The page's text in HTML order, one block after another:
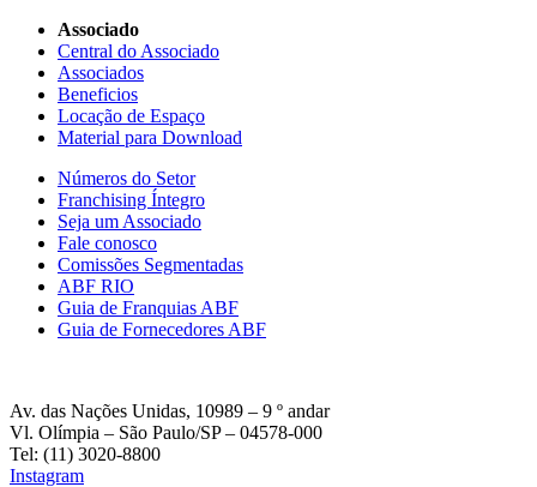
Associado
Central do Associado
Associados
Beneficios
Locação de Espaço
Material para Download
Números do Setor
Franchising Íntegro
Seja um Associado
Fale conosco
Comissões Segmentadas
ABF RIO
Guia de Franquias ABF
Guia de Fornecedores ABF
Av. das Nações Unidas, 10989 – 9 º andar
Vl. Olímpia – São Paulo/SP – 04578-000
Tel: (11) 3020-8800
Instagram